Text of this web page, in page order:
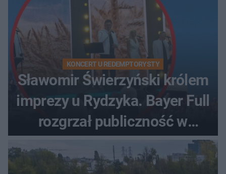
KONCERT U REDEMPTORYSTY
Sławomir Świerzyński królem
imprezy u Rydzyka. Bayer Full
rozgrzał publiczność w
Toruniu